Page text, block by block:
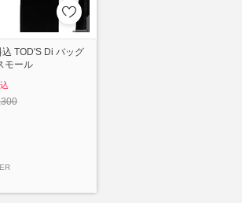
TOD'S Di バッグ
モール